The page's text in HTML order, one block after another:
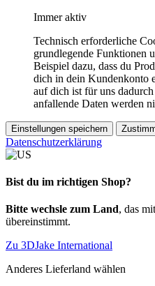
Immer aktiv
Technisch erforderliche
grundlegende Funktionen
Beispiel dazu, dass du
dich in dein Kundenkonto
auf dich ist für uns
anfallende Daten werden
Einstellungen speichern
Datenschutzerklärung
Bist du im richtigen Shop?
Bitte wechsle zum Land, das
übereinstimmt.
Zu 3DJake International
Anderes Lieferland wählen